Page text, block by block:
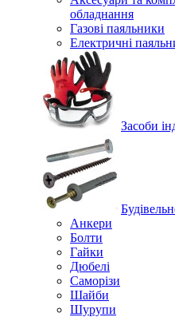
обладнання
Газові паяльники
Електричні
Засоби
Анкери
Болти
Гайки
Дюбелі
Саморізи
Шайби
Шурупи